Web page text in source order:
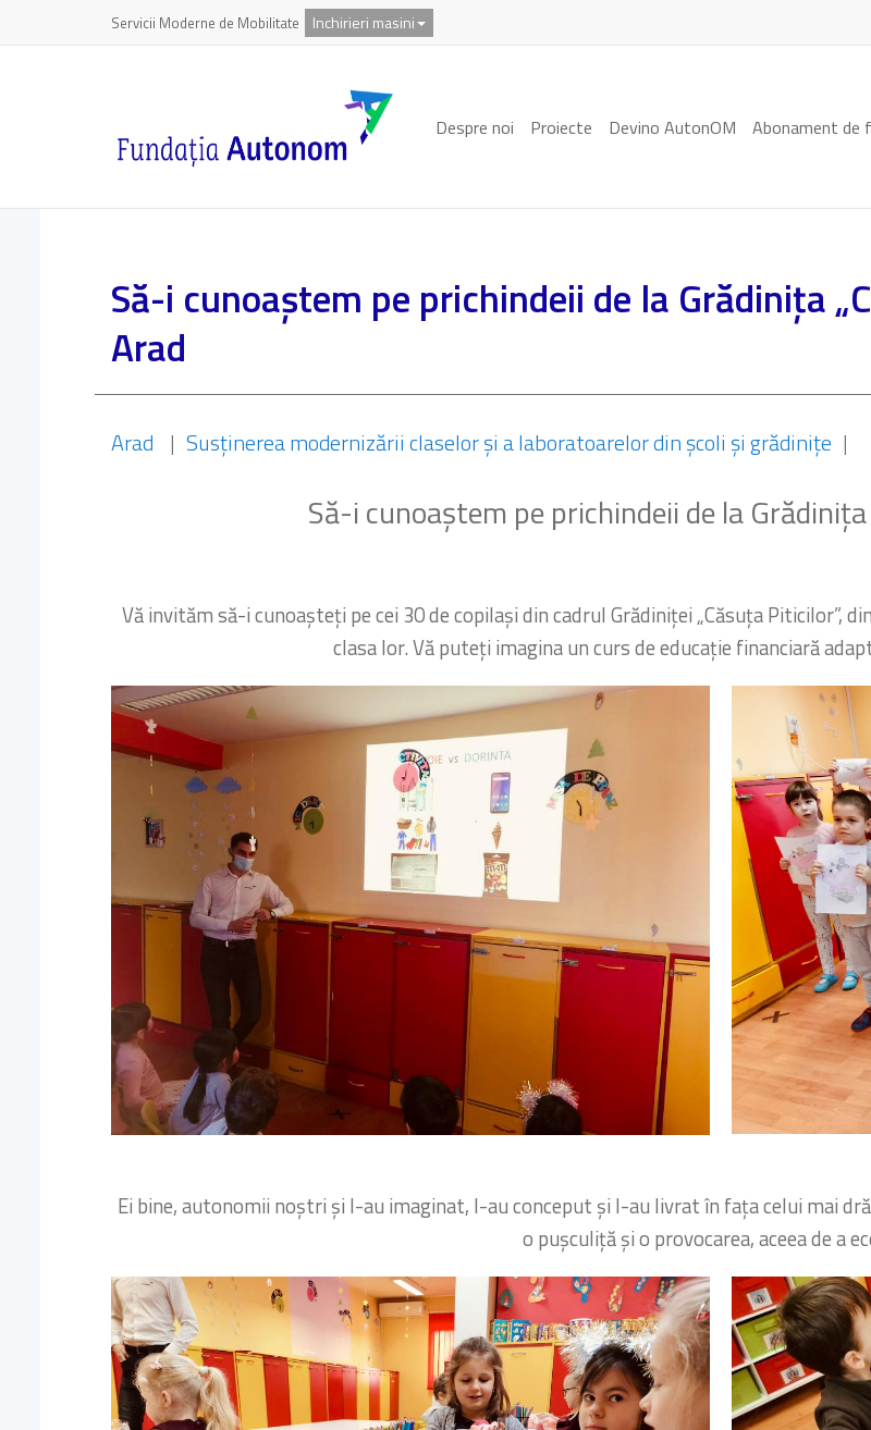
Servicii Moderne de Mobilitate Inchirieri masini
Despre noi Proiecte Devino AutonOM Abonament de
Să-i cunoaștem pe prichindeii de la Grădinița
Arad
Arad | Susținerea modernizării claselor și a laboratoarelor din școli și grădinițe |
Să-i cunoaștem pe prichindeii de la
Vă invităm să-i cunoașteți pe cei 30 de copilași din cadrul Grădiniței „Căsuța Piticilor”,
clasa lor. Vă puteți imagina un curs de educație financiară
Ei bine, autonomii noștri și l-au imaginat, l-au conceput și l-au livrat în fața celui mai
o pușculiță și o provocarea, aceea de a